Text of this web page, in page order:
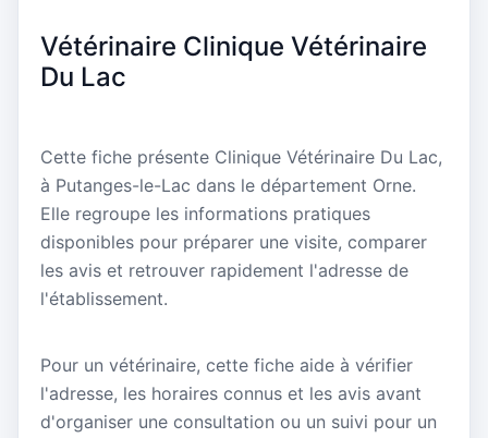
Vétérinaire Clinique Vétérinaire
Du Lac
Cette fiche présente Clinique Vétérinaire Du Lac,
à Putanges-le-Lac dans le département Orne.
Elle regroupe les informations pratiques
disponibles pour préparer une visite, comparer
les avis et retrouver rapidement l'adresse de
l'établissement.
Pour un vétérinaire, cette fiche aide à vérifier
l'adresse, les horaires connus et les avis avant
d'organiser une consultation ou un suivi pour un